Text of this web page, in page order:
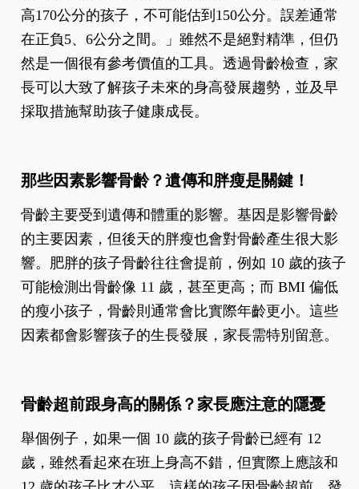
高170公分的孩子，不可能估到150公分。誤差通常
在正負5、6公分之間。」雖然不是絕對精準，但仍
然是一個很有參考價值的工具。透過骨齡檢查，家
長可以大致了解孩子未來的身高發展趨勢，並及早
採取措施幫助孩子健康成長。
那些因素影響骨齡？遺傳和胖瘦是關鍵！
骨齡主要受到遺傳和體重的影響。基因是影響骨齡
的主要因素，但後天的胖瘦也會對骨齡產生很大影
響。肥胖的孩子骨齡往往會提前，例如 10 歲的孩子
可能檢測出骨齡像 11 歲，甚至更高；而 BMI 偏低
的瘦小孩子，骨齡則通常會比實際年齡更小。這些
因素都會影響孩子的生長發展，家長需特別留意。
骨齡超前跟身高的關係？家長應注意的隱憂
舉個例子，如果一個 10 歲的孩子骨齡已經有 12
歲，雖然看起來在班上身高不錯，但實際上應該和